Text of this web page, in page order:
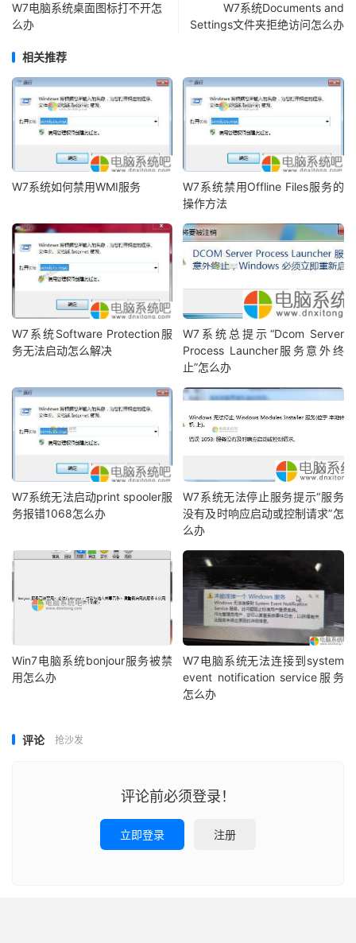
W7电脑系统桌面图标打不开怎
么办
W7系统Documents and
Settings文件夹拒绝访问怎么办
相关推荐
W7系统如何禁用WMI服务
W7系统禁用Offline Files服务的
操作方法
W7系统Software Protection服
务无法启动怎么解决
W7系统总提示“Dcom Server
Process Launcher服务意外终
止”怎么办
W7系统无法启动print spooler服
务报错1068怎么办
W7系统无法停止服务提示“服务
没有及时响应启动或控制请求”怎
么办
Win7电脑系统bonjour服务被禁
用怎么办
W7电脑系统无法连接到system
event notification service服务
怎么办
评论 抢沙发
评论前必须登录！
立即登录 注册